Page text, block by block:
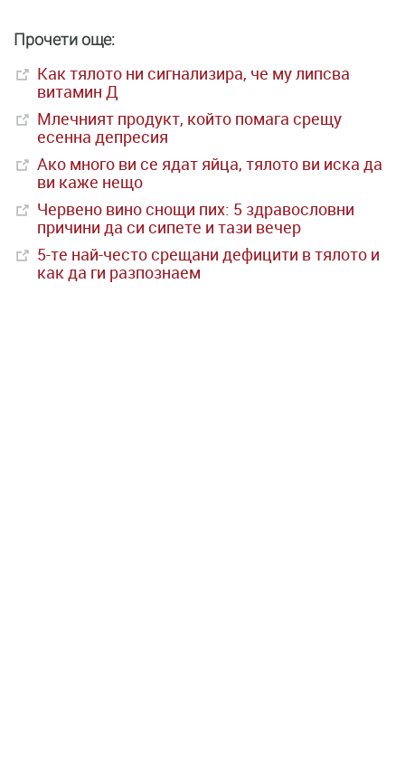
Прочети още:
Как тялото ни сигнализира, че му липсва
витамин Д
Млечният продукт, който помага срещу
есенна депресия
Ако много ви се ядат яйца, тялото ви иска да
ви каже нещо
Червено вино снощи пих: 5 здравословни
причини да си сипете и тази вечер
5-те най-често срещани дефицити в тялото и
как да ги разпознаем